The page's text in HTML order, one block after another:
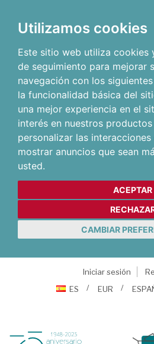
Utilizamos cookies
Este sitio web utiliza cookies
de seguimiento para mejorar
navegación con los
la funcionalidad básica del
una mejor experiencia en el
interés en nuestros
personalizar las
mostrar anuncios que sean
usted.
ACEPTAR
CAMBIAR
Iniciar sesión
ES
EUR